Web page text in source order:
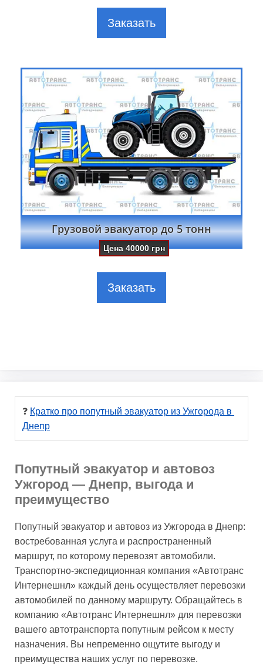
Заказать
Грузовой эвакуатор до 5 тонн
Цена40000 грн
Заказать
❓ Кратко про попутный эвакуатор из Ужгорода в
Днепр
Попутный эвакуатор и автовоз
Ужгород — Днепр, выгода и
преимущество
Попутный эвакуатор и автовоз из Ужгорода в Днепр:
востребованная услуга и распространенный
маршрут, по которому перевозят автомобили.
Транспортно-экспедиционная компания «Автотранс
Интернешнл» каждый день осуществляет перевозки
автомобилей по данному маршруту. Обращайтесь в
компанию «Автотранс Интернешнл» для перевозки
вашего автотранспорта попутным рейсом к месту
назначения. Вы непременно ощутите выгоду и
преимущества наших услуг по перевозке.